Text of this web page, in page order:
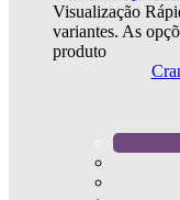
Visualização
variantes. As
produto